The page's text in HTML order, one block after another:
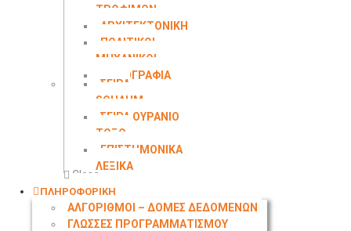
ΤΡΟΦΙΜΩΝ
ΑΡΧΙΤΕΚΤΟΝΙΚΗ
ΠΟΛΙΤΙΚΟΙ
ΜΗΧΑΝΙΚΟΙ
ΤΟΠΟΓΡΑΦΙΑ
ΣΕΙΡΑ
SCHAUM
ΣΕΙΡΑ ΟΥΡΑΝΙΟ
ΤΟΞΟ
ΕΠΙΣΤΗΜΟΝΙΚΑ
ΛΕΞΙΚΑ
Close
ΠΛΗΡΟΦΟΡΙΚΗ
ΑΛΓΟΡΙΘΜΟΙ – ΔΟΜΕΣ ΔΕΔΟΜΕΝΩΝ
ΓΛΩΣΣΕΣ ΠΡΟΓΡΑΜΜΑΤΙΣΜΟΥ